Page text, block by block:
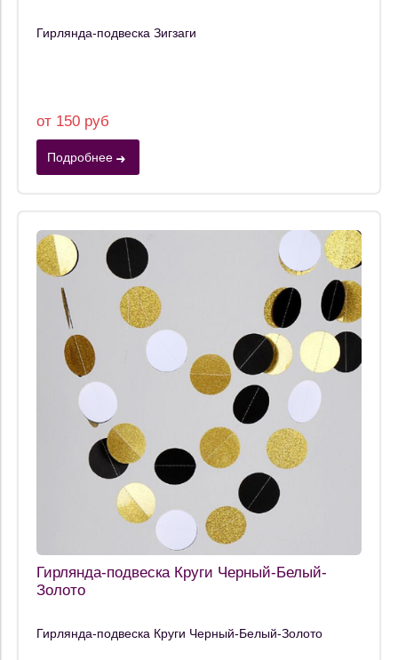
Гирлянда-подвеска Зигзаги
от 150 руб
Подробнее
Гирлянда-подвеска Круги Черный-Белый-
Золото
Гирлянда-подвеска Круги Черный-Белый-Золото